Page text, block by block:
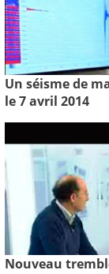
Un séisme de
le 7 avril 2014
Nouveau